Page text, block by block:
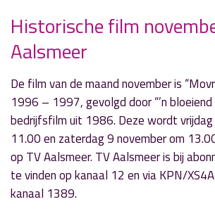
« Vorig nieuwsbericht
'Peter in de Ether' ontvangt
4 november 2024
» Volgend nieuwsbericht
Bram Nell de 441e gast in
5 november 2024
Historische film
Aalsmeer
De film van de maand november is
1996 – 1997, gevolgd door “’n bloeiend
bedrijfsfilm uit 1986. Deze wordt
11.00 en zaterdag 9 november om
op TV Aalsmeer. TV Aalsmeer is bij
te vinden op kanaal 12 en via KPN/
kanaal 1389.